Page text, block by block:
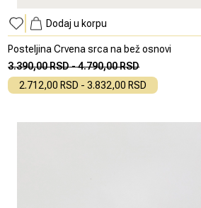
Dodaj u korpu
Posteljina Crvena srca na bež osnovi
3.390,00 RSD-4.790,00 RSD
2.712,00 RSD - 3.832,00 RSD